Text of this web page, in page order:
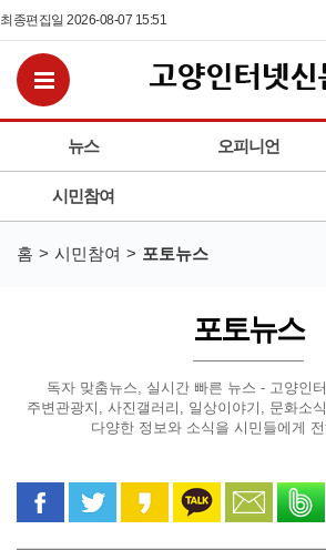
최종편집일 2026-08-07 15:51
뉴스 오피니언
시민참여
전체메뉴보기
홈 시민참여 포토뉴스
포토뉴스
독자 맞춤뉴스, 실시간 빠른 뉴스 - 고양인
주변관광지, 사진갤러리, 일상이야기, 문화소
다양한 정보와 소식을 시민들에게
페이스북으로 공유
트위터로 공유카카오 스토리로 공유
카카오톡으로
문자로